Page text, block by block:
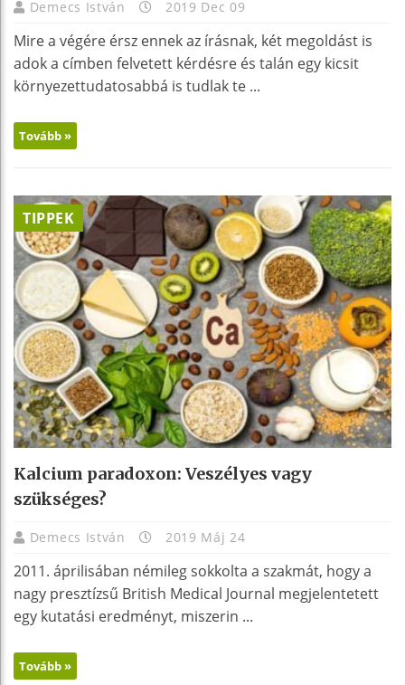
Demecs István 2019 Dec 09
Mire a végére érsz ennek az írásnak, két megoldást is
adok a címben felvetett kérdésre és talán egy kicsit
környezettudatosabbá is tudlak te ...
Tovább »
TIPPEK
Kalcium paradoxon: Veszélyes vagy
szükséges?
Demecs István 2019 Máj 24
2011. áprilisában némileg sokkolta a szakmát, hogy a
nagy presztízsű British Medical Journal megjelentetett
egy kutatási eredményt, miszerin ...
Tovább »